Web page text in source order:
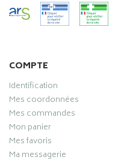
COMPTE
Identification
Mes coordonnées
Mes commandes
Mon panier
Mes favoris
Ma messagerie